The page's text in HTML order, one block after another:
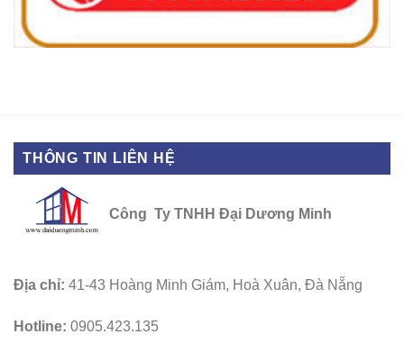
THÔNG TIN LIÊN HỆ
Công Ty TNHH Đại Dương Minh
Địa chỉ: 41-43 Hoàng Minh Giám, Hoà Xuân, Đà Nẵng
Hotline: 0905.423.135